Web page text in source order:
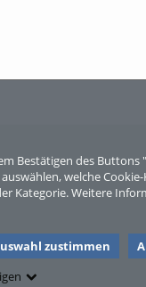
Bestätigen des
welche
Kategorie. Weitere
zustimmen